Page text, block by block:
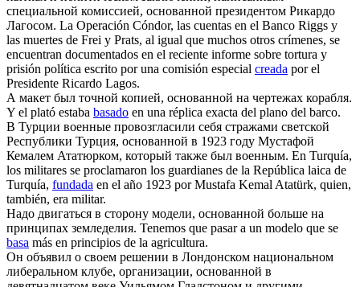
специальной комиссией, основанной президентом Рикардо
Лагосом. La Operación Cóndor, las cuentas en el Banco Riggs y
las muertes de Frei y Prats, al igual que muchos otros crímenes, se
encuentran documentados en el reciente informe sobre tortura y
prisión política escrito por una comisión especial creada por el
Presidente Ricardo Lagos.
А макет был точной копией, основанной на чертежах корабля.
Y el plató estaba basado en una réplica exacta del plano del barco.
В Турции военные провозгласили себя стражами светской
Республики Турция, основанной в 1923 году Мустафой
Кемалем Ататюрком, который также был военным. En Turquía,
los militares se proclamaron los guardianes de la República laica de
Turquía, fundada en el año 1923 por Mustafa Kemal Atatürk, quien,
también, era militar.
Надо двигаться в сторону модели, основанной больше на
принципах земледелия. Tenemos que pasar a un modelo que se
basa más en principios de la agricultura.
Он объявил о своем решении в Лондонском национальном
либеральном клубе, организации, основанной в